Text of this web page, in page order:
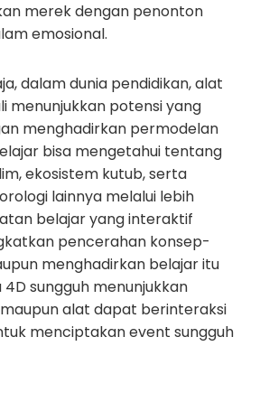
merek dengan penonton
emosional.
dalam dunia pendidikan, alat
menunjukkan potensi yang
menghadirkan permodelan
bisa mengetahui tentang
ekosistem kutub, serta
lainnya melalui lebih
belajar yang interaktif
pencerahan konsep-
menghadirkan belajar itu
4D sungguh menunjukkan
alat dapat berinteraksi
menciptakan event sungguh